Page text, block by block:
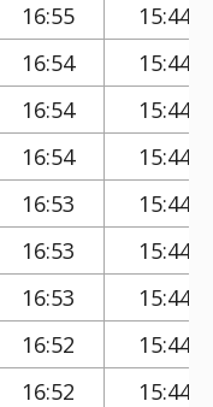
16:55
15:44
16:54
15:44
16:54
15:44
16:54
15:44
16:53
15:44
16:53
15:44
16:53
15:44
16:52
15:44
16:52
15:44